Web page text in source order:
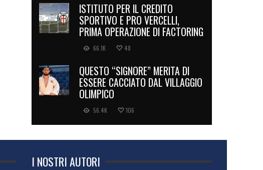
ISTITUTO PER IL CREDITO
SPORTIVO E PRO VERCELLI,
PRIMA OPERAZIONE DI FACTORING
66.1K 48
QUESTO “SIGNORE” MERITA DI
ESSERE CACCIATO DAL VILLAGGIO
OLIMPICO
56.4K 106
I NOSTRI AUTORI